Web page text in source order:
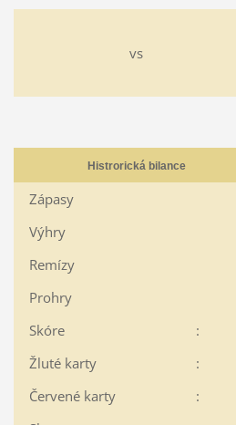
vs
Histrorická bilance
Zápasy
Výhry
Remízy
Prohry
Skóre
:
Žluté karty
:
Červené karty
: